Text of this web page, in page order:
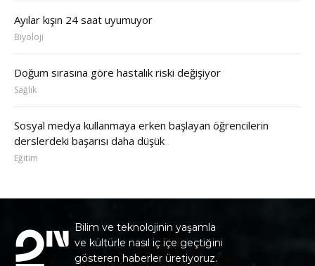
Ayılar kışın 24 saat uyumuyor
Biyoloji
Doğum sırasına göre hastalık riski değişiyor
Sağlık
Sosyal medya kullanmaya erken başlayan öğrencilerin
derslerdeki başarısı daha düşük
Eğitim
Bilim ve teknolojinin yaşamla
ve kültürle nasıl iç içe geçtiğini
gösteren haberler üretiyoruz.